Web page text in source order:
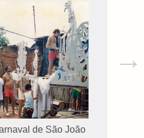
de São João
→